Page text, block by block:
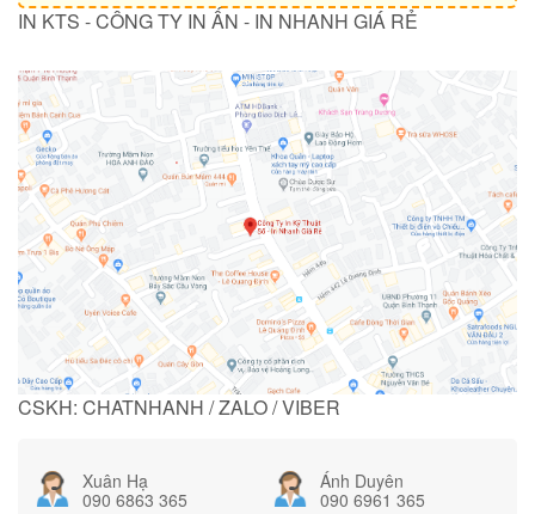
IN KTS - CÔNG TY IN ẤN - IN NHANH GIÁ RẺ
CSKH: CHATNHANH / ZALO / VIBER
Xuân Hạ
090 6863 365
Ánh Duyên
090 6961 365